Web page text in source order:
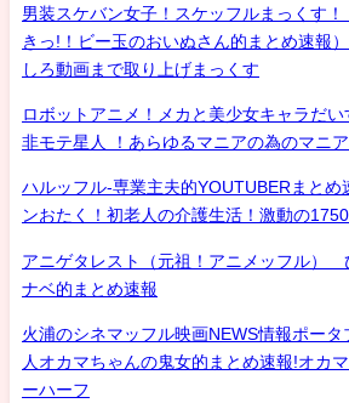
男装スケバン女子！スケッフルまっくす！
きっ!！ビー玉のおいぬさん的まとめ速報
しろ動画まで取り上げまっくす
ロボットアニメ！メカと美少女キャラだい
非モテ星人 ！あらゆるマニアの為のマニ
ハルッフル-専業主夫的YOUTUBERまとめ
ンおたく！初老人の介護生活！激動の1750
アニゲタレスト（元祖！アニメッフル）
ナベ的まとめ速報
火浦のシネマッフル映画NEWS情報ポー
人オカマちゃんの鬼女的まとめ速報!オカ
ーハーフ